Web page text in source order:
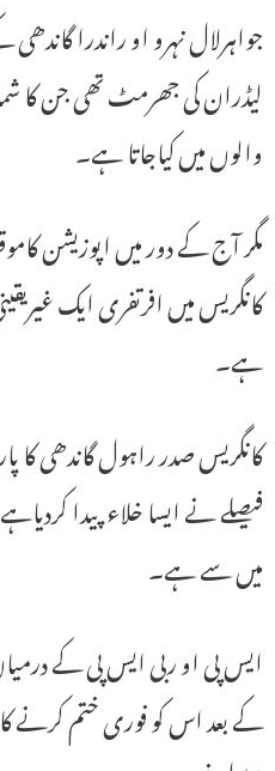
جواہرلال نہرو او راندرا
لیڈران کی جھرمٹ تھی جن کا
والوں میں کیاجاتا ہے۔
مگر آج کے دور میں اپوزیشن
کانگریس میں افرتفری ایک
ہے۔
کانگریس صدر راہول گاندھی
فیصلے نے ایسا خلاء پیدا
میں سے ہے۔
ایس پی او ربی ایس پی کے
کے بعد اس کو فوری ختم کرنے کا